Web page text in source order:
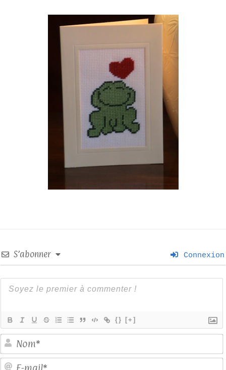
S’abonner Connexion
{} [+]